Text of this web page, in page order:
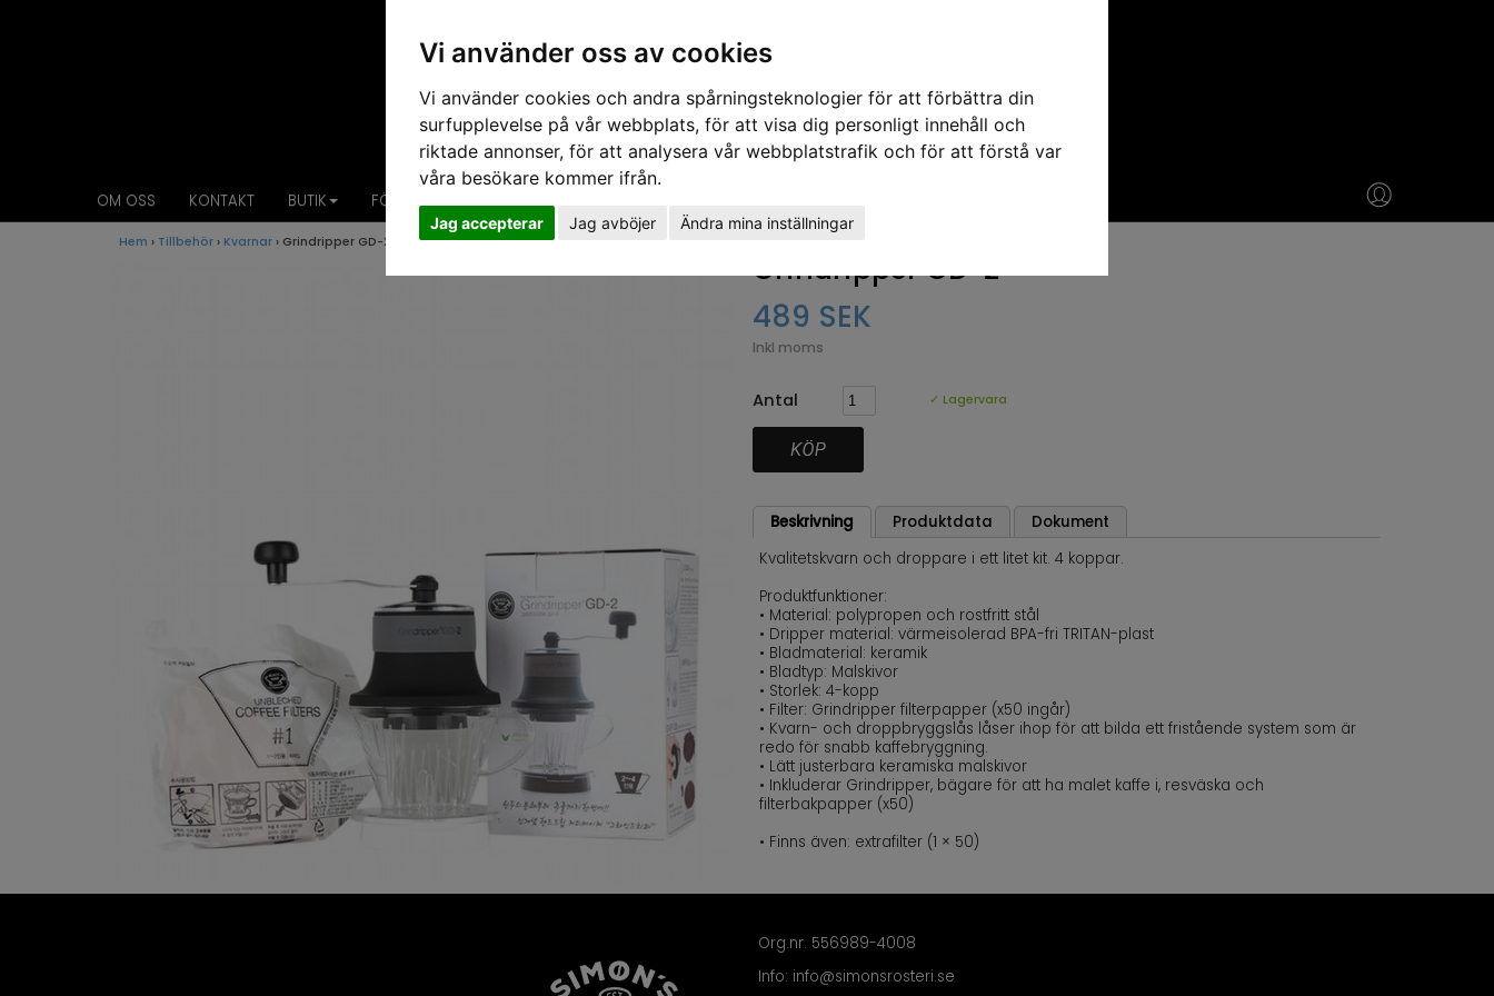
Vi använder oss av cookies
Vi använder cookies och andra spårningsteknologier för att förbättra din
surfupplevelse på vår webbplats, för att visa dig personligt innehåll och
riktade annonser, för att analysera vår webbplatstrafik och för att förstå var
våra besökare kommer ifrån.
Jag accepterar Jag avböjer Ändra mina inställningar
OM OSS KONTAKT BUTIK FÖRETAG VILLKOR
Hem › Tillbehör › Kvarnar › Grindripper GD-2
Grindripper GD-2
489 SEK
Inkl moms
Antal ✓ Lagervara
Beskrivning Produktdata
Dokument
Kvalitetskvarn och droppare i ett litet kit. 4 koppar.
Produktfunktioner:
• Material: polypropen och rostfritt stål
• Dripper material: värmeisolerad BPA-fri TRITAN-plast
• Bladmaterial: keramik
• Bladtyp: Malskivor
• Storlek: 4-kopp
• Filter: Grindripper filterpapper (x50 ingår)
• Kvarn- och droppbryggslås låser ihop för att bilda ett fristående system som är
redo för snabb kaffebryggning.
• Lätt justerbara keramiska malskivor
• Inkluderar Grindripper, bägare för att ha malet kaffe i, resväska och
filterbakpapper (x50)
• Finns även: extrafilter (1 × 50)
Org.nr. 556989-4008
Info: info@simonsrosteri.se